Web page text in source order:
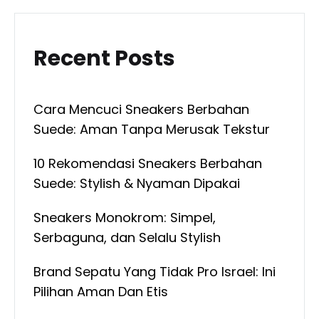
Recent Posts
Cara Mencuci Sneakers Berbahan
Suede: Aman Tanpa Merusak Tekstur
10 Rekomendasi Sneakers Berbahan
Suede: Stylish & Nyaman Dipakai
Sneakers Monokrom: Simpel,
Serbaguna, dan Selalu Stylish
Brand Sepatu Yang Tidak Pro Israel: Ini
Pilihan Aman Dan Etis